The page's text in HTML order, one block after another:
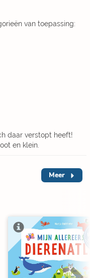
van toepassing:
daar verstopt heeft!
en klein.
Meer